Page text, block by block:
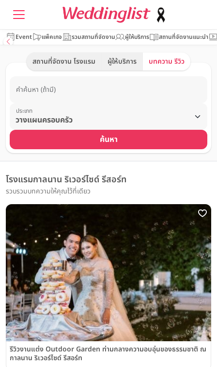
Event แพ็คเกจ รวมสถานที่จัดงาน ผู้ให้บริการ สถานที่จัดงานแนะนำ
สถานที่จัดงาน โรงแรม ผู้ให้บริการ บทความ รีวิว
คำค้นหา (ถ้ามี)
ประเภท
ค้นหา
โรงแรมกาลนาน ริเวอร์ไซด์ รีสอร์ท
รวบรวมบทความให้คุณไว้ที่เดียว
รีวิวงานแต่ง Outdoor Garden ท่ามกลางความอบอุ่นของธรรมชาติ ณ
กาลนาน ริเวอร์ไซด์ รีสอร์ท